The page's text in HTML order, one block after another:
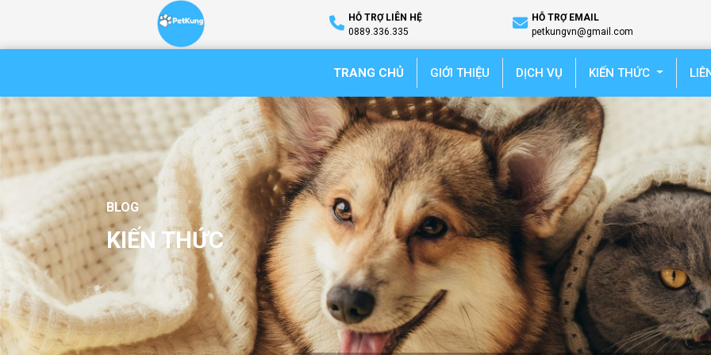
HỖ TRỢ LIÊN HỆ
0889.336.335
HỖ TRỢ EMAIL
petkungvn@gmail.com
TRANG CHỦ (current)GIỚI THIỆU DỊCH VỤ KIẾN THỨC
BLOG
KIẾN THỨC